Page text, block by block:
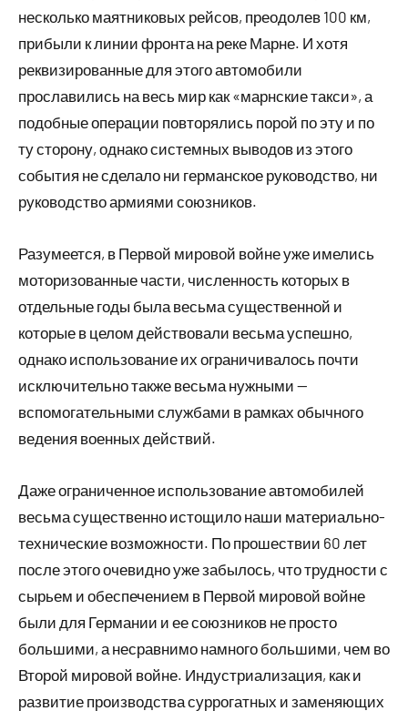
несколько маятниковых рейсов, преодолев 100 км,
прибыли к линии фронта на реке Марне. И хотя
реквизированные для этого автомобили
прославились на весь мир как «марнские такси», а
подобные операции повторялись порой по эту и по
ту сторону, однако системных выводов из этого
события не сделало ни германское руководство, ни
руководство армиями союзников.
Разумеется, в Первой мировой войне уже имелись
моторизованные части, численность которых в
отдельные годы была весьма существенной и
которые в целом действовали весьма успешно,
однако использование их ограничивалось почти
исключительно также весьма нужными —
вспомогательными службами в рамках обычного
ведения военных действий.
Даже ограниченное использование автомобилей
весьма существенно истощило наши материально-
технические возможности. По прошествии 60 лет
после этого очевидно уже забылось, что трудности с
сырьем и обеспечением в Первой мировой войне
были для Германии и ее союзников не просто
большими, а несравнимо намного большими, чем во
Второй мировой войне. Индустриализация, как и
развитие производства суррогатных и заменяющих